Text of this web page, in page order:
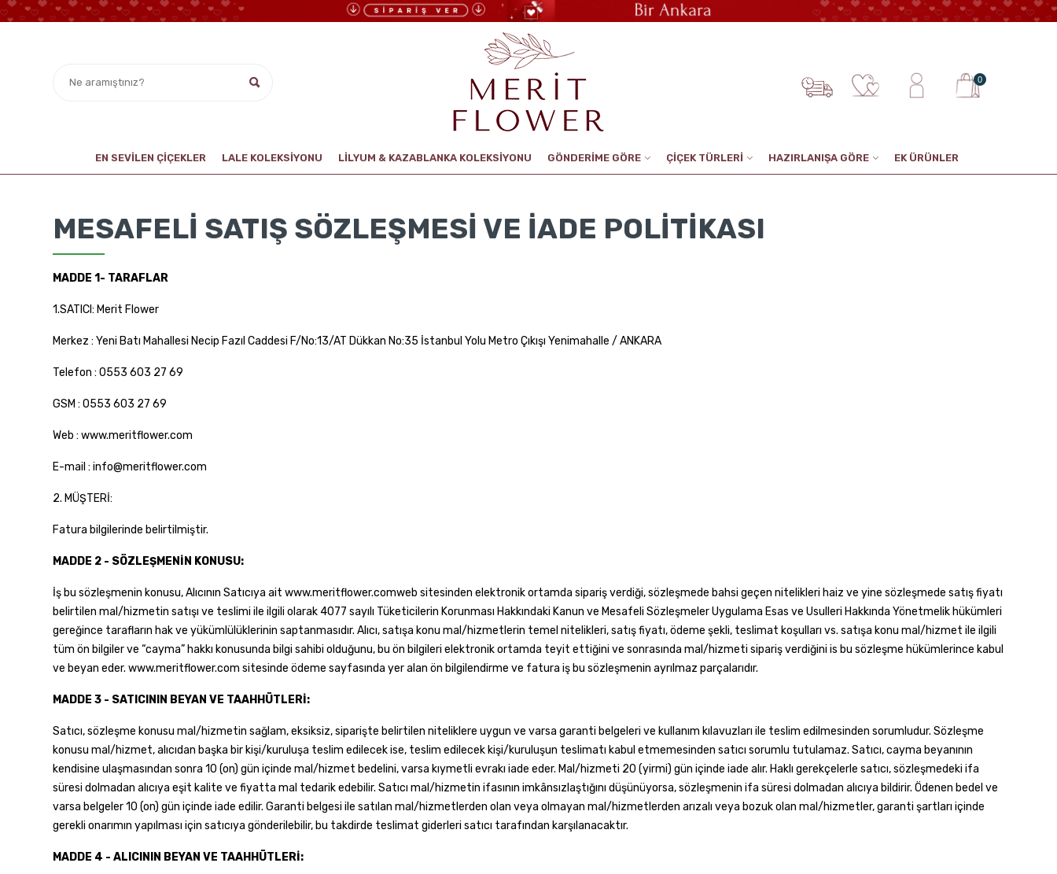
0
EN SEVİLEN ÇİÇEKLER LALE KOLEKSIYONU LİLYUM & KAZABLANKA KOLEKSİYONU GÖNDERİME GÖRE ÇİÇEK TÜRLERİ HAZIRLANIŞA GÖRE EK ÜRÜNLER
MESAFELI SATIŞ SÖZLEŞMESI VE İADE POLITIKASI
MADDE 1- TARAFLAR
1.SATICI: Merit Flower
Merkez : Yeni Batı Mahallesi Necip Fazıl Caddesi F/No:13/AT Dükkan No:35 İstanbul Yolu Metro Çıkışı Yenimahalle / ANKARA
Telefon : 0553 603 27 69
GSM : 0553 603 27 69
Web : www.meritflower.com
E-mail : info@meritflower.com
2. MÜŞTERİ:
Fatura bilgilerinde belirtilmiştir.
MADDE 2 - SÖZLEŞMENİN KONUSU:
İş bu sözleşmenin konusu, Alıcının Satıcıya ait www.meritflower.comweb sitesinden elektronik ortamda sipariş verdiği, sözleşmede bahsi geçen nitelikleri haiz ve yine sözleşmede satış fiyatı
belirtilen mal/hizmetin satışı ve teslimi ile ilgili olarak 4077 sayılı Tüketicilerin Korunması Hakkındaki Kanun ve Mesafeli Sözleşmeler Uygulama Esas ve Usulleri Hakkında Yönetmelik hükümleri
gereğince tarafların hak ve yükümlülüklerinin saptanmasıdır. Alıcı, satışa konu mal/hizmetlerin temel nitelikleri, satış fiyatı, ödeme şekli, teslimat koşulları vs. satışa konu mal/hizmet ile ilgili
tüm ön bilgiler ve “cayma” hakkı konusunda bilgi sahibi olduğunu, bu ön bilgileri elektronik ortamda teyit ettiğini ve sonrasında mal/hizmeti sipariş verdiğini is bu sözleşme hükümlerince kabul
ve beyan eder. www.meritflower.com sitesinde ödeme sayfasında yer alan ön bilgilendirme ve fatura iş bu sözleşmenin ayrılmaz parçalarıdır.
MADDE 3 - SATICININ BEYAN VE TAAHHÜTLERİ:
Satıcı, sözleşme konusu mal/hizmetin sağlam, eksiksiz, siparişte belirtilen niteliklere uygun ve varsa garanti belgeleri ve kullanım kılavuzları ile teslim edilmesinden sorumludur. Sözleşme
konusu mal/hizmet, alıcıdan başka bir kişi/kuruluşa teslim edilecek ise, teslim edilecek kişi/kuruluşun teslimatı kabul etmemesinden satıcı sorumlu tutulamaz. Satıcı, cayma beyanının
kendisine ulaşmasından sonra 10 (on) gün içinde mal/hizmet bedelini, varsa kıymetli evrakı iade eder. Mal/hizmeti 20 (yirmi) gün içinde iade alır. Haklı gerekçelerle satıcı, sözleşmedeki ifa
süresi dolmadan alıcıya eşit kalite ve fiyatta mal tedarik edebilir. Satıcı mal/hizmetin ifasının imkânsızlaştığını düşünüyorsa, sözleşmenin ifa süresi dolmadan alıcıya bildirir. Ödenen bedel ve
varsa belgeler 10 (on) gün içinde iade edilir. Garanti belgesi ile satılan mal/hizmetlerden olan veya olmayan mal/hizmetlerden arızalı veya bozuk olan mal/hizmetler, garanti şartları içinde
gerekli onarımın yapılması için satıcıya gönderilebilir, bu takdirde teslimat giderleri satıcı tarafından karşılanacaktır.
MADDE 4 - ALICININ BEYAN VE TAAHHÜTLERİ: